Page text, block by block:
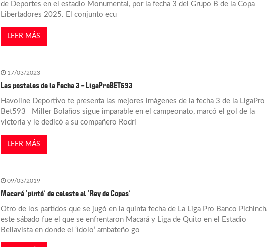
de Deportes en el estadio Monumental, por la fecha 3 del Grupo B de la Copa
Libertadores 2025. El conjunto ecu
LEER MÁS
17/03/2023
Las postales de la Fecha 3 – LigaProBET593
Havoline Deportivo te presenta las mejores imágenes de la fecha 3 de la LigaPro
Bet593 Miller Bolaños sigue imparable en el campeonato, marcó el gol de la
victoria y le dedicó a su compañero Rodrí
LEER MÁS
09/03/2019
Macará ‘pintó’ de celeste al ‘Rey de Copas’
Otro de los partidos que se jugó en la quinta fecha de La Liga Pro Banco
este sábado fue el que se enfrentaron Macará y Liga de Quito en el Estadio
Bellavista en donde el ‘ídolo’ ambateño go